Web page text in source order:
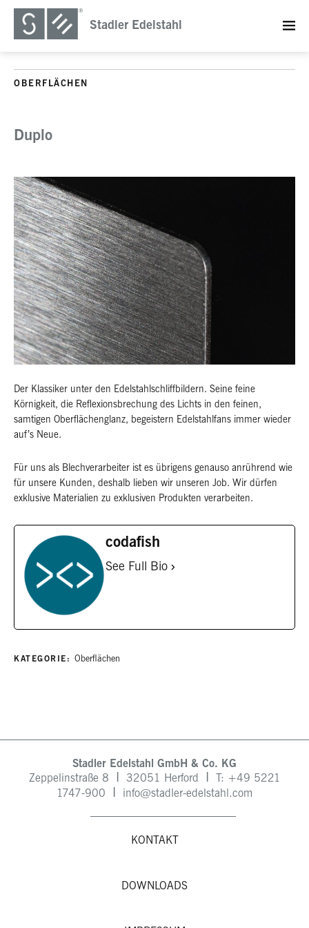
Stadler Edelstahl
OBERFLÄCHEN
Duplo
Der Klassiker unter den Edelstahlschliffbildern. Seine feine
Körnigkeit, die Reflexionsbrechung des Lichts in den feinen,
samtigen Oberflächenglanz, begeistern Edelstahlfans immer wieder
auf’s Neue.
Für uns als Blechverarbeiter ist es übrigens genauso anrührend wie
für unsere Kunden, deshalb lieben wir unseren Job. Wir dürfen
exklusive Materialien zu exklusiven Produkten verarbeiten.
codafish
See Full Bio
KATEGORIE: Oberflächen
Stadler Edelstahl GmbH & Co. KG
Zeppelinstraße 8
32051 Herford T: +49 5221
1747-900
info@stadler-edelstahl.com
KONTAKT
DOWNLOADS